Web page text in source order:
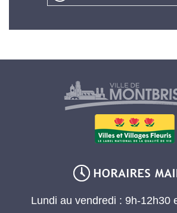
Lundi au vendredi : 9h-12h30